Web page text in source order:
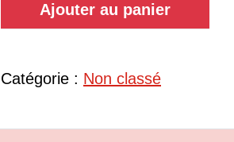
Ajouter au panier
Catégorie : Non classé